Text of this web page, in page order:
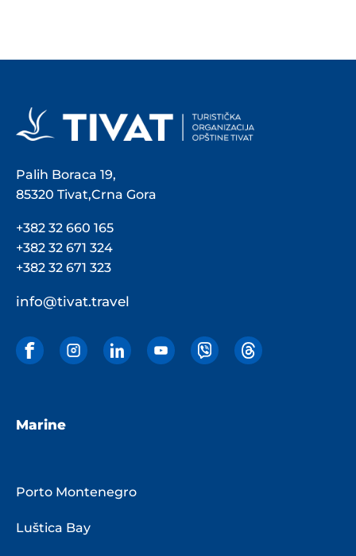
Palih Boraca 19,
85320 Tivat,Crna Gora
+382 32 660 165
+382 32 671 324
+382 32 671 323
info@tivat.travel
Marine
Porto Montenegro
Luštica Bay